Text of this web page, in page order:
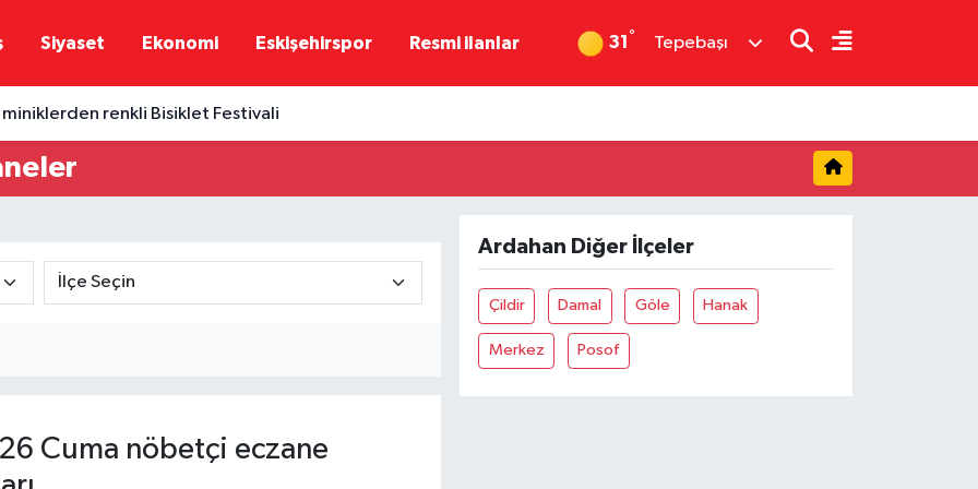
Siyaset Ekonomi Eskişehirspor Resmi ilanlar 31 ° Tepebaşı
miniklerden renkli Bisiklet Festivali
Cuma nöbetçi eczane
Ardahan Diğer İlçeler
Çildir Damal Göle Hanak
Merkez Posof